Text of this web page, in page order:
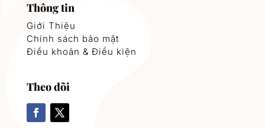
Thông tin
Giới Thiệu
Chính sách bảo mật
Điều khoản & Điều kiện
Theo dõi